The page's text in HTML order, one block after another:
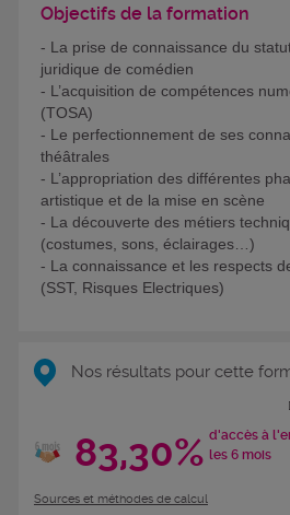
Objectifs de la formation
- La prise de connaissance du
juridique de comédien
- L’acquisition de compétences
(TOSA)
- Le perfectionnement de ses
théâtrales
- L’appropriation des différentes
artistique et de la mise en scène
- La découverte des métiers
(costumes, sons, éclairages…)
- La connaissance et les respects
(SST, Risques Electriques)
Nos résultats pour cette
83,30% d'accès à
les 6 mois
Sources et méthodes de calcul